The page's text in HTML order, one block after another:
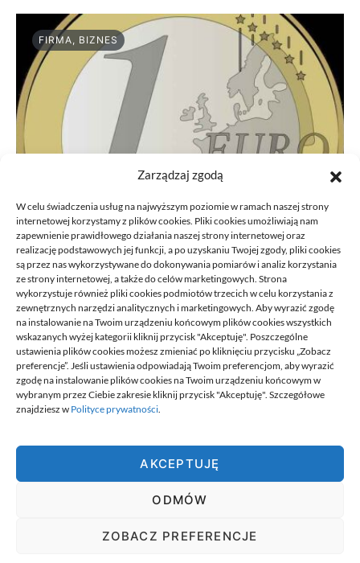
Zarządzaj zgodą
W celu świadczenia usług na najwyższym poziomie w ramach naszej strony
internetowej korzystamy z plików cookies. Pliki cookies umożliwiają nam
zapewnienie prawidłowego działania naszej strony internetowej oraz
realizację podstawowych jej funkcji, a po uzyskaniu Twojej zgody, pliki cookies
są przez nas wykorzystywane do dokonywania pomiarów i analiz korzystania
ze strony internetowej, a także do celów marketingowych. Strona
wykorzystuje również pliki cookies podmiotów trzecich w celu korzystania z
zewnętrznych narzędzi analitycznych i marketingowych. Aby wyrazić zgodę
na instalowanie na Twoim urządzeniu końcowym plików cookies wszystkich
wskazanych wyżej kategorii kliknij przycisk "Akceptuję". Poszczególne
ustawienia plików cookies możesz zmieniać po kliknięciu przycisku „Zobacz
preferencje”. Jeśli ustawienia odpowiadają Twoim preferencjom, aby wyrazić
zgodę na instalowanie plików cookies na Twoim urządzeniu końcowym w
wybranym przez Ciebie zakresie kliknij przycisk "Akceptuję". Szczegółowe
znajdziesz w Polityce prywatności.
AKCEPTUJĘ
ODMÓW
ZOBACZ PREFERENCJE
FIRMA, BIZNES
Przeniesienie księgowości JDG do
nowego biura: kroki
21/06/2026
Best.
Best. to miejsce w którym znajdziesz informacje najlepiej dobrane
do ciebie. To miejsce na wyselekcjonowane, wartościowe